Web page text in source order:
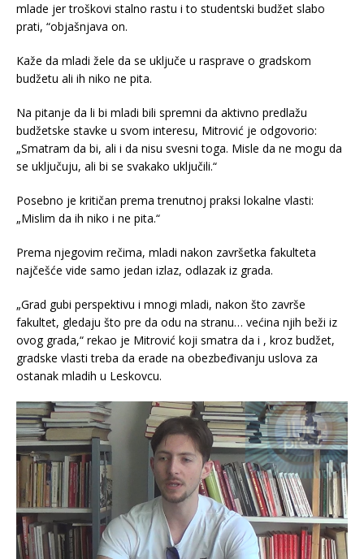
mlade jer troškovi stalno rastu i to studentski budžet slabo
prati, “objašnjava on.
Kaže da mladi žele da se uključe u rasprave o gradskom
budžetu ali ih niko ne pita.
Na pitanje da li bi mladi bili spremni da aktivno predlažu
budžetske stavke u svom interesu, Mitrović je odgovorio:
„Smatram da bi, ali i da nisu svesni toga. Misle da ne mogu da
se uključuju, ali bi se svakako uključili.“
Posebno je kritičan prema trenutnoj praksi lokalne vlasti:
„Mislim da ih niko i ne pita.“
Prema njegovim rečima, mladi nakon završetka fakulteta
najčešće vide samo jedan izlaz, odlazak iz grada.
„Grad gubi perspektivu i mnogi mladi, nakon što završe
fakultet, gledaju što pre da odu na stranu… većina njih beži iz
ovog grada,“ rekao je Mitrović koji smatra da i , kroz budžet,
gradske vlasti treba da erade na obezbeđivanju uslova za
ostanak mladih u Leskovcu.